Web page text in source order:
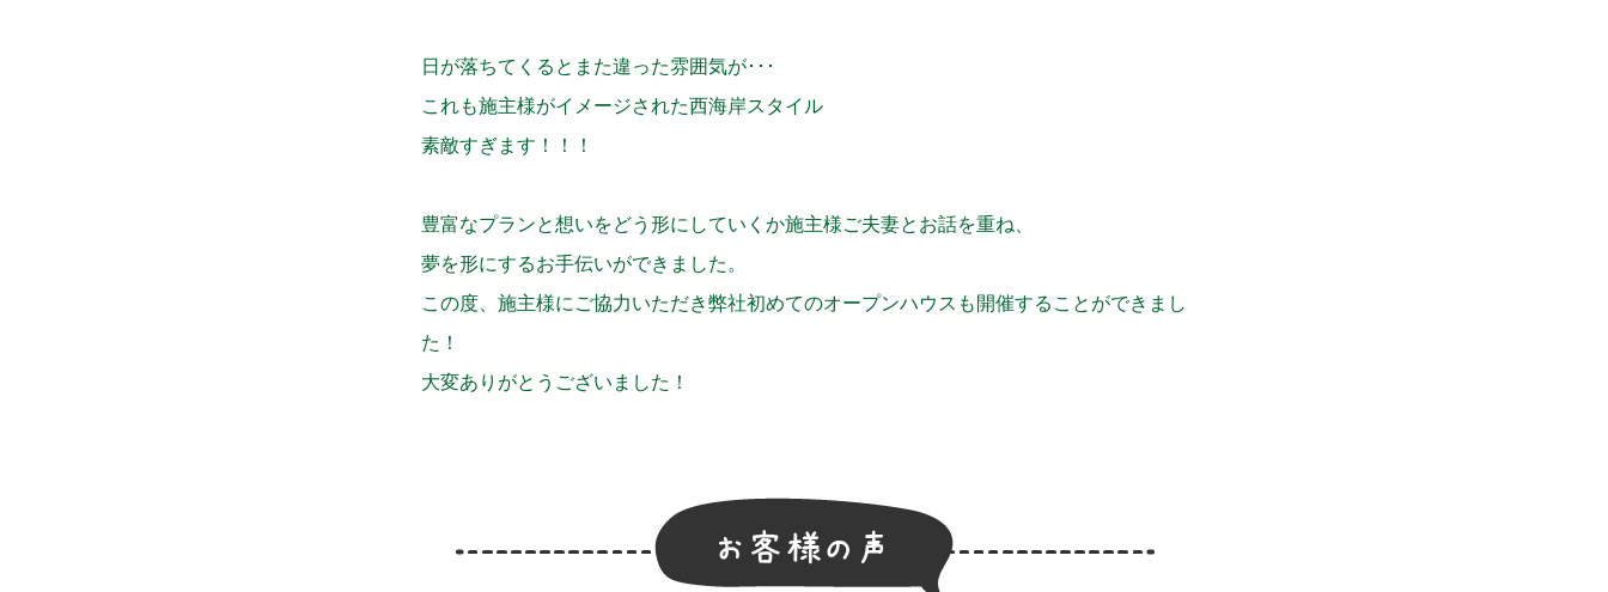
日が落ちてくるとまた違った雰囲気が･･･
これも施主様がイメージされた西海岸スタイル
素敵すぎます！！！
豊富なプランと想いをどう形にしていくか施主様ご夫妻とお話を重ね、
夢を形にするお手伝いができました。
この度、施主様にご協力いただき弊社初めてのオープンハウスも開催することができまし
た！
大変ありがとうございました！